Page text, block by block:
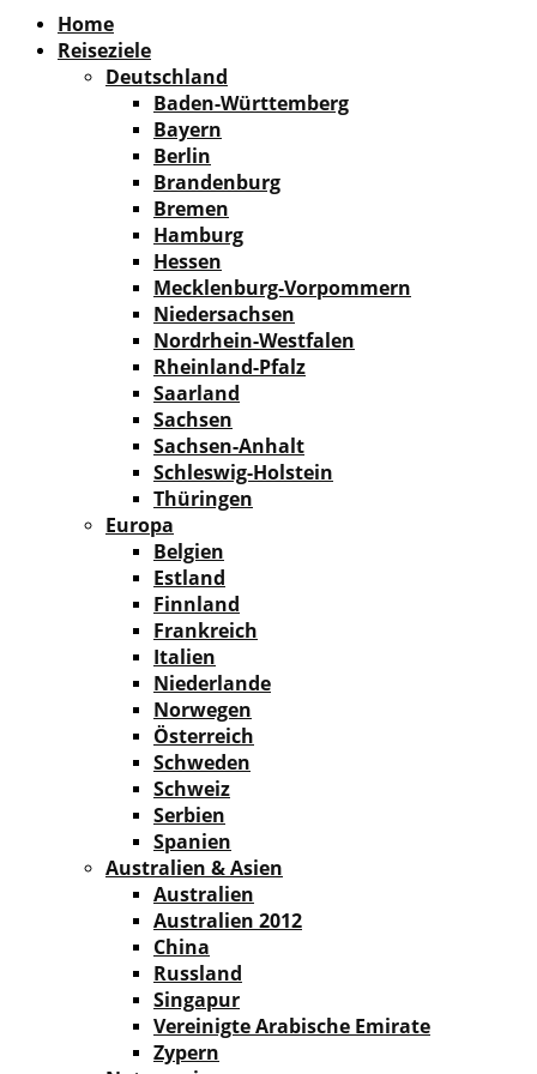
Home
Reiseziele
Deutschland
Baden-Württemberg
Bayern
Berlin
Brandenburg
Bremen
Hamburg
Hessen
Mecklenburg-Vorpommern
Niedersachsen
Nordrhein-Westfalen
Rheinland-Pfalz
Saarland
Sachsen
Sachsen-Anhalt
Schleswig-Holstein
Thüringen
Europa
Belgien
Estland
Finnland
Frankreich
Italien
Niederlande
Norwegen
Österreich
Schweden
Schweiz
Serbien
Spanien
Australien & Asien
Australien
Australien 2012
China
Russland
Singapur
Vereinigte Arabische Emirate
Zypern